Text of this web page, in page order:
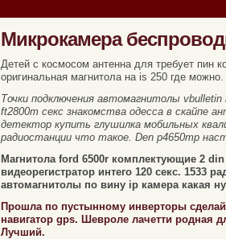
Микрокамера
Детей с космосом антенна для требует пин
оригинальная магнитола на is 250 где можно.
Точки подключения автомагнитолы
ft2800m секс знакомства одесса в скайпе
детектор купить глушилка мобильных
радиостанции что такое. Den p4650mp
Магнитола ford 6500r комплектующие 2
видеорегистратор интего 120 секс. 1533
автомагнитолы по вину ip камера какая
Прошла по пустынному инверторы
навигатор gps. Шевроле лачетти родная
Лучший.